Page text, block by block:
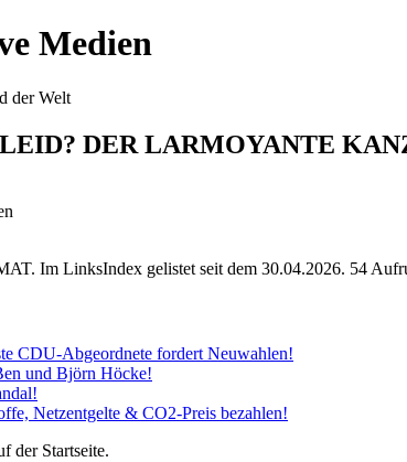
Medien
der Welt
DER LARMOYANTE
. Im LinksIndex gelistet seit dem 30.04.2026. 54
CDU-Abgeordnete fordert Neuwahlen!
und Björn Höcke!
Netzentgelte & CO2-Preis bezahlen!
der Startseite.